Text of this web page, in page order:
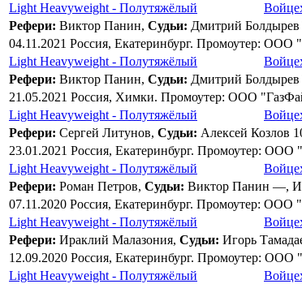
Light Heavyweight - Полутяжёлый
Рефери: Виктор Панин, Судьи: Дмитрий
04.11.2021 Россия, Екатеринбург. Промоутер:
Light Heavyweight - Полутяжёлый
Рефери: Виктор Панин, Судьи: Дмитрий
21.05.2021 Россия, Химки. Промоутер: ООО
Light Heavyweight - Полутяжёлый
Рефери: Сергей Литунов, Судьи: Алексей
23.01.2021 Россия, Екатеринбург. Промоутер:
Light Heavyweight - Полутяжёлый
Рефери: Роман Петров, Судьи: Виктор Панин —,
07.11.2020 Россия, Екатеринбург. Промоутер:
Light Heavyweight - Полутяжёлый
Рефери: Ираклий Малазония, Судьи: Игорь
12.09.2020 Россия, Екатеринбург. Промоутер:
Light Heavyweight - Полутяжёлый